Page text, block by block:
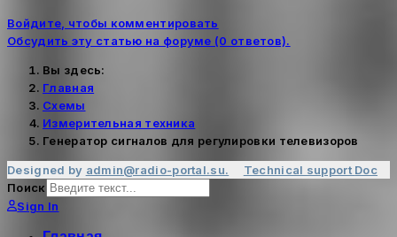
Войдите, чтобы комментировать
Обсудить эту статью на форуме (0 ответов).
Вы здесь:
Главная
Cхемы
Измерительная техника
Генератор сигналов для регулировки телевизоров
Designed by admin@radio-portal.su. Technical support Doc
Поиск
Sign In